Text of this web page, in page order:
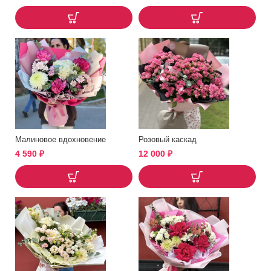
Малиновое вдохновение
4 590 ₽
Розовый каскад
12 000 ₽